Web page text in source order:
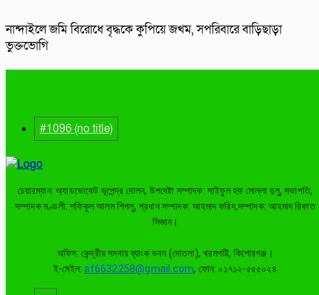
নান্দাইলে জমি বিরোধে বৃদ্ধকে কুপিয়ে জখম, সপরিবারে বাড়িছাড়া
ভুক্তভোগি
#1096 (no title)
চেয়ারম্যান: অ্যাডভোকেট ভূপেন্দ্র দোলন, উপদেষ্টা সম্পাদক: সাইফুল হক মোল্লা দুলু, সভাপতি,
সম্পাদক মণ্ডলী: শফিকুল আলম শিপলু, প্রধান সম্পাদক: আহমাদ ফরিদ,সম্পাদক: আহমাদ রিফাত
সিজান।
অফিস: কেন্দ্রীয় সমবায় ব্যাংক ভবন (দোতলা), খরমপট্টি, কিশোরগঞ্জ।
ই-মেইল:af6632258@gmail.com, ফোন: ০১৭১২-৫৫৫০২৪